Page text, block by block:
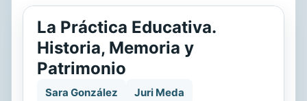
La Práctica Educativa.
Historia, Memoria y
Patrimonio
Sara González Juri Meda